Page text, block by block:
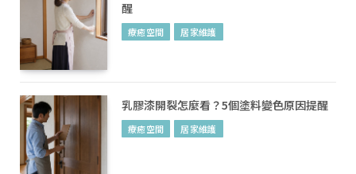
醒
療癒空間 居家維護
乳膠漆開裂怎麼看？5個塗料變色原因提醒
療癒空間 居家維護